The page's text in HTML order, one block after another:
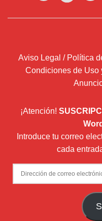
Aviso Legal / Política
Condiciones de Uso
¡Atención!
Introduce tu correo
cada
Dirección
de